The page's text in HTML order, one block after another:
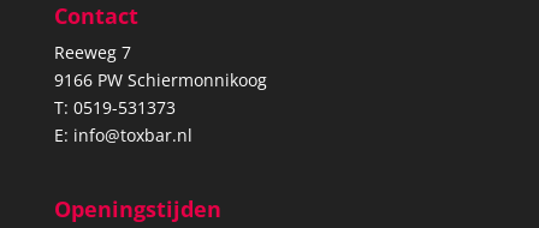
Contact
Reeweg 7
9166 PW Schiermonnikoog
T: 0519-531373
E: info@toxbar.nl
Openingstijden